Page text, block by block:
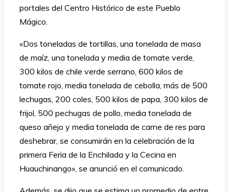
portales del Centro Histórico de este Pueblo
Mágico.
«Dos toneladas de tortillas, una tonelada de masa
de maíz, una tonelada y media de tomate verde,
300 kilos de chile verde serrano, 600 kilos de
tomate rojo, media tonelada de cebolla, más de 500
lechugas, 200 coles, 500 kilos de papa, 300 kilos de
frijol, 500 pechugas de pollo, media tonelada de
queso añejo y media tonelada de carne de res para
deshebrar, se consumirán en la celebración de la
primera Feria de la Enchilada y la Cecina en
Huauchinango», se anunció en el comunicado.